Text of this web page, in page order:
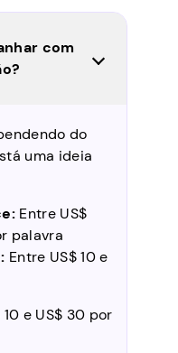
com
do
uma ideia
Entre US$
palavra
Entre US$ 10 e
10 e US$ 30 por